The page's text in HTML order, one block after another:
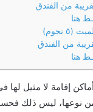
من الفندق
هنا
نجوم)
من الفندق
هنا
إقامة لا مثيل لها
نوعها، ليس ذلك